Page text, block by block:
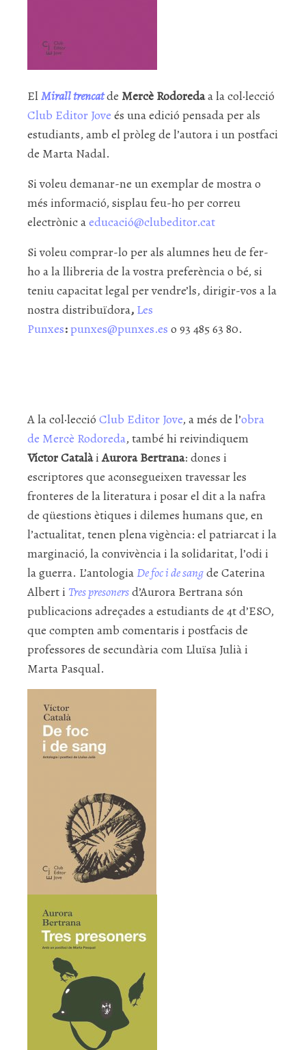
ElMirall trencatde Mercè Rodoredaa la col·lecció
Club Editor Jove és una edició pensada per als
estudiants, amb el pròleg de l’autora i un postfaci
de Marta Nadal.
Si voleu demanar-ne un exemplar de mostra o
més informació, sisplau feu-ho per correu
electrònic aeducació@clubeditor.cat
Si voleu comprar-lo per als alumnes heu de fer-
ho a la llibreria de la vostra preferència o bé, si
teniu capacitat legal per vendre’ls, dirigir-vos a la
nostra distribuïdora, Les
Punxes:punxes@punxes.es o 93 485 63 80.
A la col·lecció Club Editor Jove, a més de l’obra
de Mercè Rodoreda, també hi reivindiquem
Víctor CatalàiAurora Bertrana: dones i
escriptores que aconsegueixen travessar les
fronteres de la literatura i posar el dit a la nafra
de qüestions ètiques i dilemes humans que, en
l’actualitat, tenen plena vigència: el patriarcat i la
marginació, la convivència i la solidaritat, l’odi i
la guerra. L’antologiaDe foc i de sangde Caterina
Albert i Tres presonersd’Aurora Bertrana són
publicacions adreçades a estudiants de 4t d’ESO,
que compten amb comentaris i postfacis de
professores de secundària com Lluïsa Julià i
Marta Pasqual.